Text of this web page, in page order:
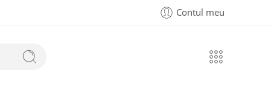
Contul meu